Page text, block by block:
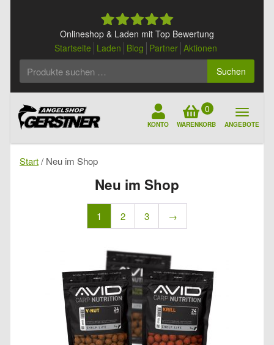
Onlineshop & Laden mit Top Bewertung
Startseite Laden Blog Partner Aktionen
Suchen
KONTO
0
WARENKORB ANGEBOTE
Start/ Neu im Shop
Neu im Shop
1 2 3 →